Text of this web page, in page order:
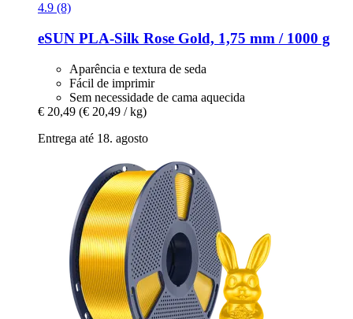
4.9 (8)
eSUN PLA-​Silk Rose Gold, 1,75 mm / 1000 g
Aparência e textura de seda
Fácil de imprimir
Sem necessidade de cama aquecida
€ 20,49 (€ 20,49 / kg)
Entrega até 18. agosto